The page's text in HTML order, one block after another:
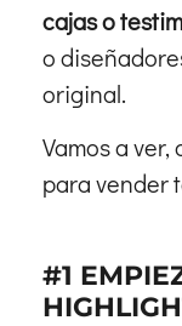
cajas o
o
original.
Vamos a
para vender
#1